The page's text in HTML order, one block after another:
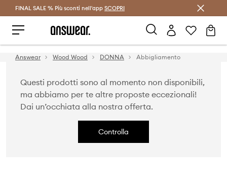
Risparmia con Answear Club >
FINAL SALE % Più sconti nell'app SCOPRI
Answear Wood Wood DONNA Abbigliamento
Questi prodotti sono al momento non disponibili,
ma abbiamo per te altre proposte eccezionali!
Dai un’occhiata alla nostra offerta.
Controlla